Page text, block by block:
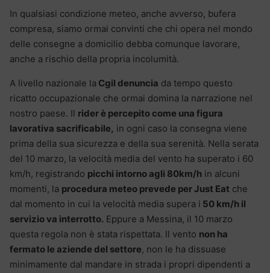
In qualsiasi condizione meteo, anche avverso, bufera
compresa, siamo ormai convinti che chi opera nel mondo
delle consegne a domicilio debba comunque lavorare,
anche a rischio della propria incolumità.
A livello nazionale la Cgil denuncia da tempo questo
ricatto occupazionale che ormai domina la narrazione nel
nostro paese. Il rider è percepito come una figura
lavorativa sacrificabile, in ogni caso la consegna viene
prima della sua sicurezza e della sua serenità. Nella serata
del 10 marzo, la velocità media del vento ha superato i 60
km/h, registrando picchi intorno agli 80km/h in alcuni
momenti, la procedura meteo prevede per Just Eat che
dal momento in cui la velocità media supera i 50 km/h il
servizio va interrotto. Eppure a Messina, il 10 marzo
questa regola non è stata rispettata. Il vento non ha
fermato le aziende del settore, non le ha dissuase
minimamente dal mandare in strada i propri dipendenti a